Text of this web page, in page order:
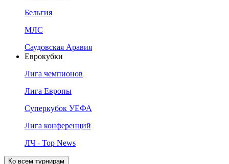
Бельгия
МЛС
Саудовская Аравия
Еврокубки
Лига чемпионов
Лига Европы
Суперкубок УЕФА
Лига конференций
ЛЧ - Top News
Ко всем турнирам